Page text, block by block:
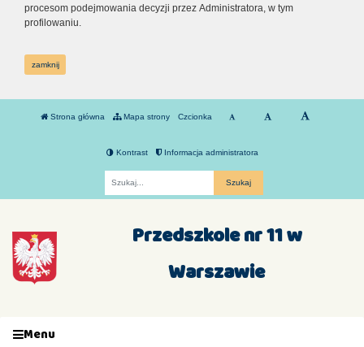
procesom podejmowania decyzji przez Administratora, w tym
profilowaniu.
zamknij
Strona główna Mapa strony Czcionka
Kontrast Informacja administratora
Przedszkole nr 11 w
Warszawie
Menu